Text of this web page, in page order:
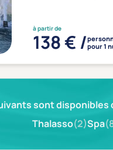
à partir de
138 € /pour 1
sont disponibles
Thalasso(2)Spa